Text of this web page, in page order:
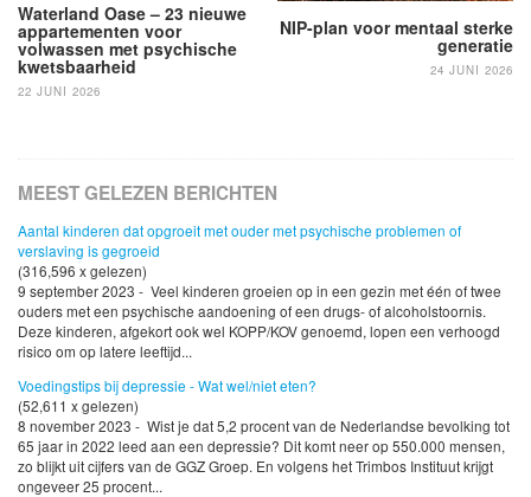
NIP-plan voor mentaal sterke
generatie
24 JUNI 2026
Waterland Oase – 23 nieuwe
appartementen voor
volwassen met psychische
kwetsbaarheid
22 JUNI 2026
MEEST GELEZEN BERICHTEN
Aantal kinderen dat opgroeit met ouder met psychische problemen of
verslaving is gegroeid
(316,596 x gelezen)
9 september 2023 - Veel kinderen groeien op in een gezin met één of twee
ouders met een psychische aandoening of een drugs- of alcoholstoornis.
Deze kinderen, afgekort ook wel KOPP/KOV genoemd, lopen een verhoogd
risico om op latere leeftijd...
Voedingstips bij depressie - Wat wel/niet eten?
(52,611 x gelezen)
8 november 2023 - Wist je dat 5,2 procent van de Nederlandse bevolking tot
65 jaar in 2022 leed aan een depressie? Dit komt neer op 550.000 mensen,
zo blijkt uit cijfers van de GGZ Groep. En volgens het Trimbos Instituut krijgt
ongeveer 25 procent...